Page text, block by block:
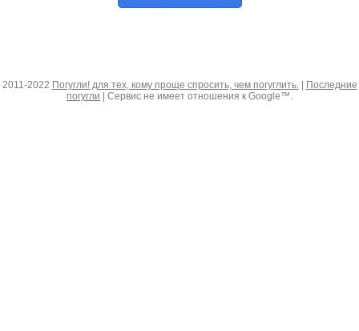
2011-2022 Погугли! для тех, кому проще спросить, чем погуглить.|
Последние
погугли | Сервис не имеет отношения к Google™.